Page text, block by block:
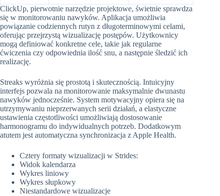
ClickUp, pierwotnie narzędzie projektowe, świetnie sprawdza
się w monitorowaniu nawyków. Aplikacja umożliwia
powiązanie codziennych rutyn z długoterminowymi celami,
oferując przejrzystą wizualizację postępów. Użytkownicy
mogą definiować konkretne cele, takie jak regularne
ćwiczenia czy odpowiednia ilość snu, a następnie śledzić ich
realizację.
Streaks wyróżnia się prostotą i skutecznością. Intuicyjny
interfejs pozwala na monitorowanie maksymalnie dwunastu
nawyków jednocześnie. System motywacyjny opiera się na
utrzymywaniu nieprzerwanych serii działań, a elastyczne
ustawienia częstotliwości umożliwiają dostosowanie
harmonogramu do indywidualnych potrzeb. Dodatkowym
atutem jest automatyczna synchronizacja z Apple Health.
Cztery formaty wizualizacji w Strides:
Widok kalendarza
Wykres liniowy
Wykres słupkowy
Niestandardowe wizualizacje